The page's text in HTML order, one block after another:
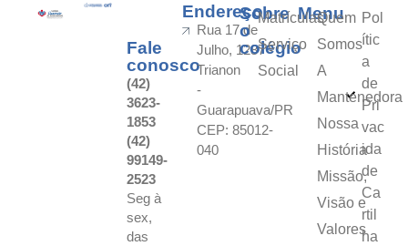
Fale
conosco
(42)
3623-
1853
(42)
99149-
2523
Seg à
sex,
das
Endereço
Rua 17 de
Julho, 1287 -
Trianon
-
Guarapuava/PR
CEP: 85012-
040
Sobre
o
colégio
Matrículas
Serviço
Social
Menu
Quem
Somos
A
Mantenedora
Nossa
História
Missão,
Visão e
Valores
Pol
ític
a
de
Pri
vac
ida
de
Ca
rtil
ha